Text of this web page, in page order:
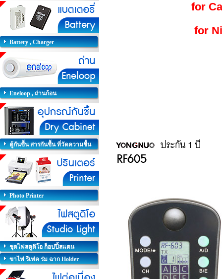
Battery , Charger
Eneloop , ถ่านก้อน
ตู้กันชื้น สารกันชื้น ที่วัดความชื้น
Photo Printer
ชุดไฟสตูดิโอ ก็อปปี้สแตน
ขาไฟ รีเฟค ร่ม ฉาก Holder
for
for